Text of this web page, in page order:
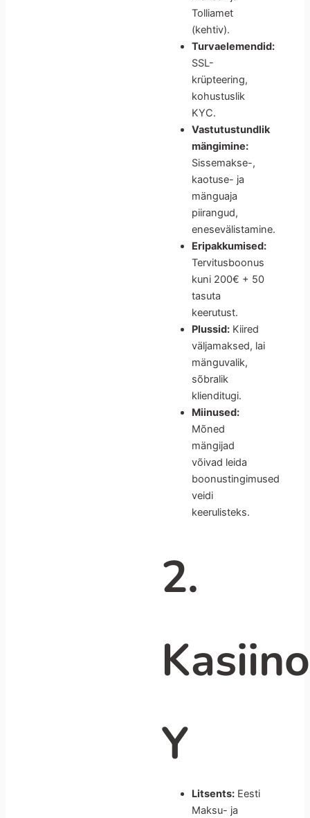
Tolliamet
(kehtiv).
Turvaelemendid:
SSL-
krüpteering,
kohustuslik
KYC.
Vastutustundlik
mängimine:
Sissemakse-,
kaotuse- ja
mänguaja
piirangud,
enesevälistamine.
Eripakkumised:
Tervitusboonus
kuni 200€ + 50
tasuta
keerutust.
Plussid: Kiired
väljamaksed, lai
mänguvalik,
sõbralik
klienditugi.
Miinused:
Mõned
mängijad
võivad leida
boonustingimused
veidi
keerulisteks.
2.
Kasiino
Y
Litsents: Eesti
Maksu- ja